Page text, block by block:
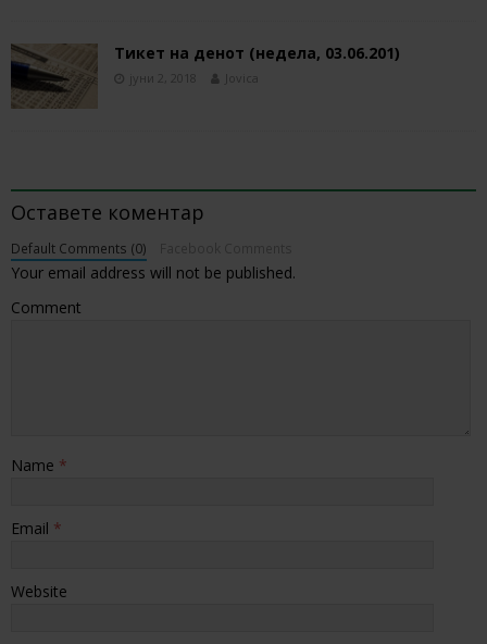
Тикет на денот (недела, 03.06.201)
јуни 2, 2018 Jovica
Оставете коментар
Default Comments (0)
Your email address will not be published.
Comment
Name *
Email *
Website